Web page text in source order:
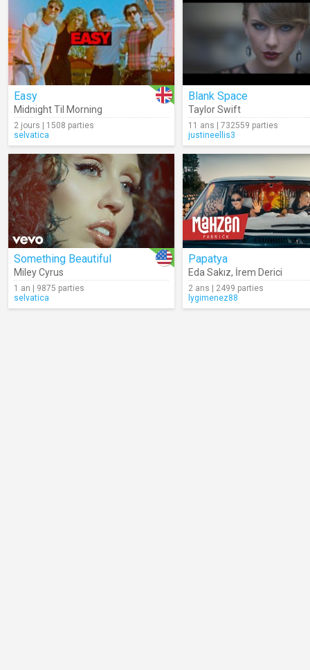
Easy
Midnight Til Morning
2 jours | 1508 parties
selvatica
Blank Space
Taylor Swift
11 ans | 732559 parties
justineellis3
Something Beautiful
Miley Cyrus
1 an | 9875 parties
selvatica
Papatya
Eda Sakız, İrem Derici
2 ans | 2499 parties
lygimenez88